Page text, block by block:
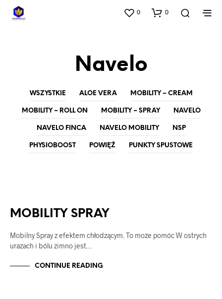
0 0
Navelo
WSZYSTKIE ALOE VERA MOBILITY – CREAM
MOBILITY – ROLL ON MOBILITY – SPRAY NAVELO
NAVELO FINCA NAVELO MOBILITY NSP
PHYSIOBOOST POWIĘŹ PUNKTY SPUSTOWE
MOBILITY SPRAY
Mobilny Spray z efektem chłodzącym. To może pomóc W ostrych
urazach i bólu zimno jest…
CONTINUE READING